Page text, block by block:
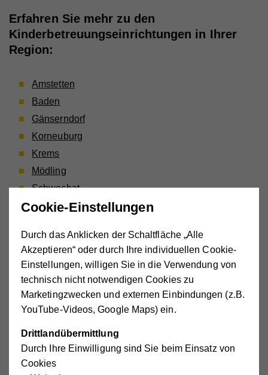
Erfahren Sie mehr zu den
Kinderbetreuungseinrichtungen in Ihrer
Region:
Amstetten
Baden
Gänserndorf
Korneuburg
Krems
Mödling
Schwechat
St. Pölten
Wr. Neustadt
Elternförderung für die
Kinderbetreuung
Die Kosten für die Kinderbetreuung in Gruppen erfahren
Sie direkt bei der jeweiligen Leitung der
Kinderbetreuungseinrichtung.
Cookie-Einstellungen
Durch das Anklicken der Schaltfläche „Alle
Akzeptieren“ oder durch Ihre individuellen Cookie-
Einstellungen, willigen Sie in die Verwendung von
technisch nicht notwendigen Cookies zu
Marketingzwecken und externen Einbindungen (z.B.
YouTube-Videos, Google Maps) ein.
Drittlandübermittlung
Durch Ihre Einwilligung sind Sie beim Einsatz von
Cookies